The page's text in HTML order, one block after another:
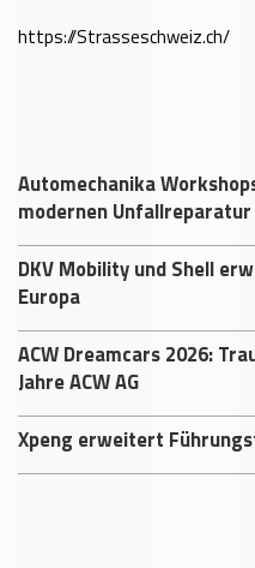
https://Strasseschweiz.ch/
Automechanika
modernen Unfallreparatur
DKV Mobility und Shell
Europa
ACW Dreamcars 2026:
Jahre ACW AG
Xpeng erweitert